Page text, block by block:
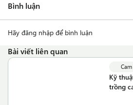
Bình luận
Hãy đăng nhập để bình luận
Bài viết liên quan
Cam
Kỹ
trồng